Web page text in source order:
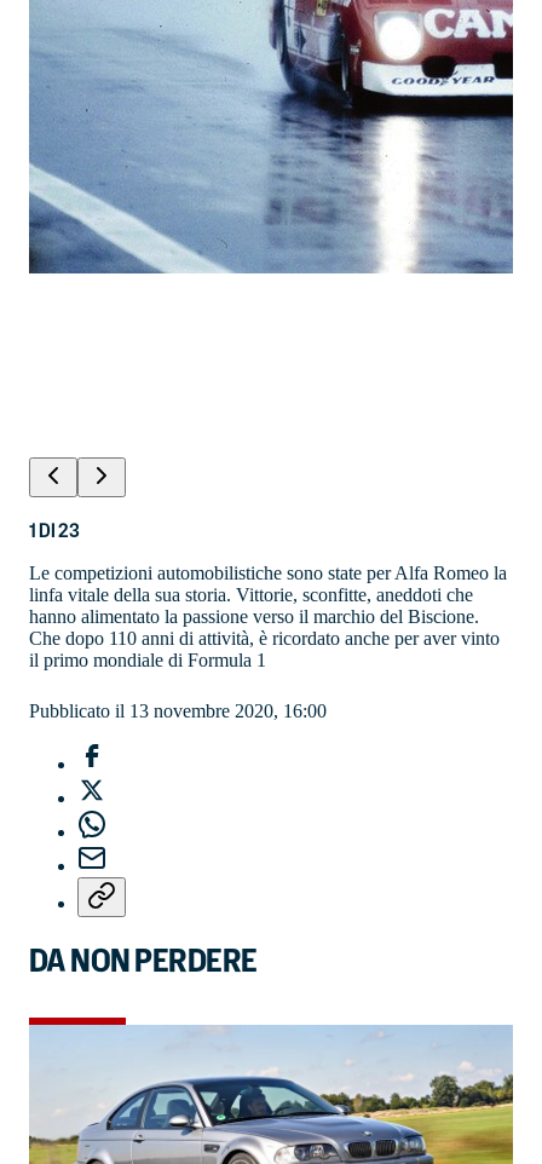
1DI23
Le competizioni automobilistiche sono state per Alfa Romeo la
linfa vitale della sua storia. Vittorie, sconfitte, aneddoti che
hanno alimentato la passione verso il marchio del Biscione.
Che dopo 110 anni di attività, è ricordato anche per aver vinto
il primo mondiale di Formula 1
Pubblicato il 13 novembre 2020, 16:00
DA NON PERDERE